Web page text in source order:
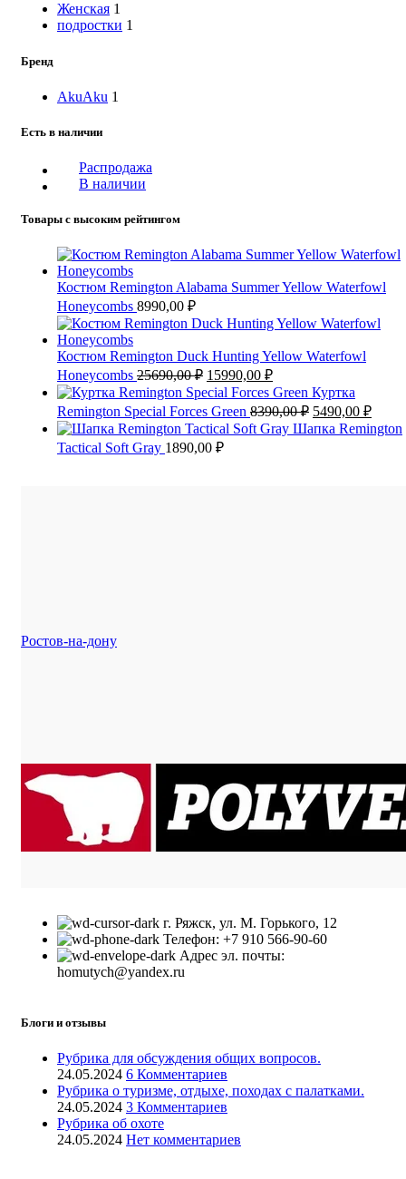
Женская 1
подростки 1
Бренд
AkuAku 1
Есть в наличии
Распродажа
В наличии
Товары с высоким рейтингом
Костюм Remington Alabama Summer Yellow Waterfowl
Honeycombs 8990,00 ₽
Костюм Remington Duck Hunting Yellow Waterfowl
Honeycombs 25690,00₽ Первоначальная
цена
составляла
25690,00 ₽.
15990,00 ₽Текущая
цена:
15990,00 ₽.
Куртка
Remington Special Forces Green 8390,00₽
цена
составляла
5490,00 ₽
цена:
Шапка Remington
Tactical Soft Gray 1890,00 ₽
Ростов-на-дону
г. Ряжск, ул. М. Горького, 12
Телефон: +7 910 566-90-60
Адрес эл. почты:
homutych@yandex.ru
Блоги и отзывы
Рубрика для обсуждения общих вопросов.
24.05.2024 6 Комментариев
Рубрика о туризме, отдыхе, походах с палатками.
24.05.2024 3 Комментариев
Рубрика об охоте
24.05.2024 Нет комментариев